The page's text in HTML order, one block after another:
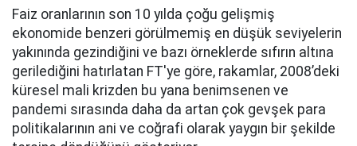
Faiz oranlarının son 10 yılda çoğu gelişmiş
ekonomide benzeri görülmemiş en düşük seviyelerin
yakınında gezindiğini ve bazı örneklerde sıfırın altına
gerilediğini hatırlatan FT'ye göre, rakamlar, 2008’deki
küresel mali krizden bu yana benimsenen ve
pandemi sırasında daha da artan çok gevşek para
politikalarının ani ve coğrafi olarak yaygın bir şekilde